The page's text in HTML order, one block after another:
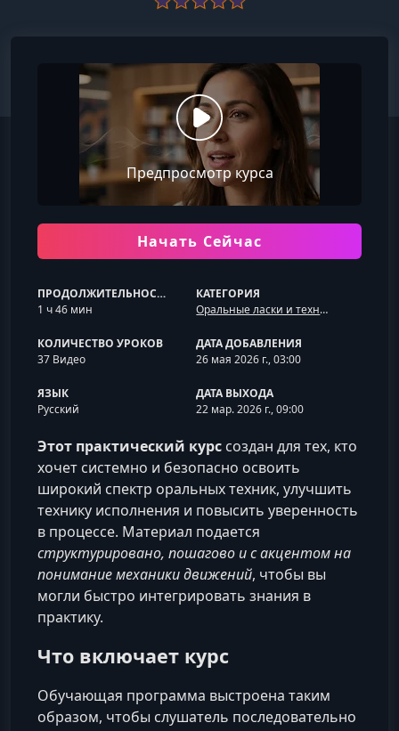
Предпросмотр курса
Начать Сейчас
ПРОДОЛЖИТЕЛЬНОСТЬ
1 ч 46 мин
КАТЕГОРИЯ
Оральные ласки и техники
КОЛИЧЕСТВО УРОКОВ
37 Видео
ДАТА ДОБАВЛЕНИЯ
26 мая 2026 г., 03:00
ЯЗЫК
Русский
ДАТА ВЫХОДА
22 мар. 2026 г., 09:00
Этот практический курс создан для тех, кто
хочет системно и безопасно освоить
широкий спектр оральных техник, улучшить
технику исполнения и повысить уверенность
в процессе. Материал подается
структурировано, пошагово и с акцентом на
понимание механики движений, чтобы вы
могли быстро интегрировать знания в
практику.
Что включает курс
Обучающая программа выстроена таким
образом, чтобы слушатель последовательно